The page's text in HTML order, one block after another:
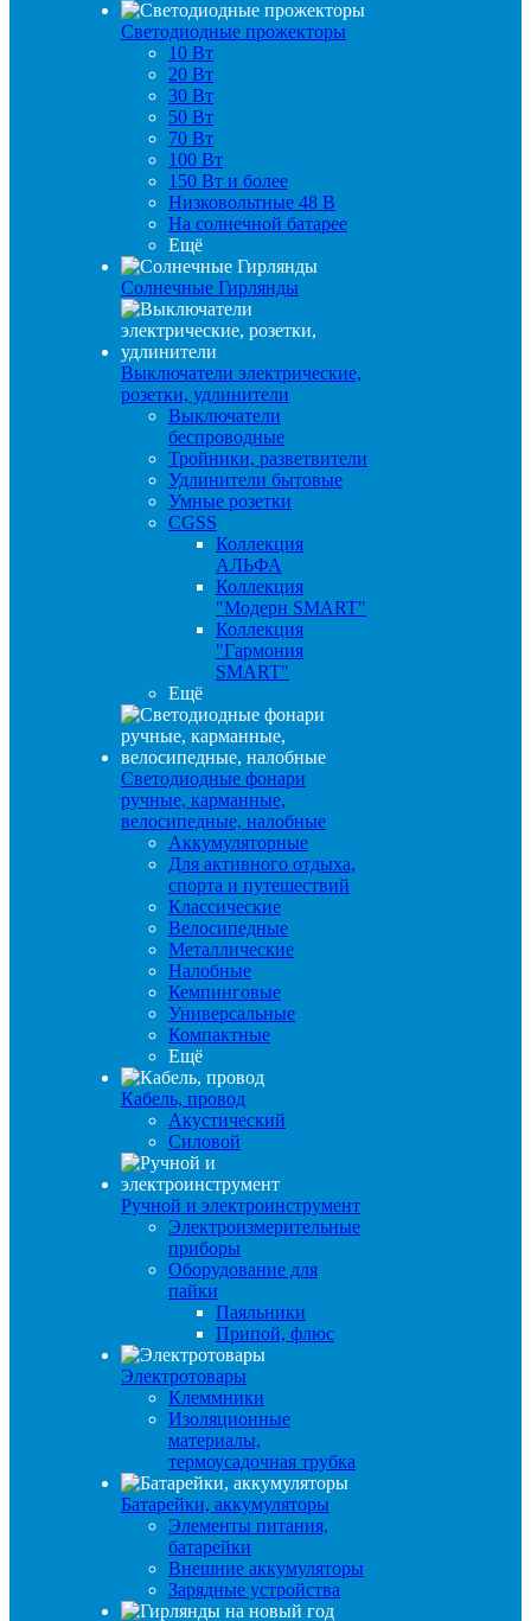
Светодиодные прожекторы
10 Вт
20 Вт
30 Вт
50 Вт
70 Вт
100 Вт
150 Вт и более
Низковольтные 48 В
На солнечной батарее
Ещё
Солнечные Гирлянды
Выключатели электрические,
розетки, удлинители
Выключатели
беспроводные
Тройники, разветвители
Удлинители бытовые
Умные розетки
CGSS
Коллекция
АЛЬФА
Коллекция
"Модерн SMART"
Коллекция
"Гармония
SMART"
Ещё
Светодиодные фонари
ручные, карманные,
велосипедные, налобные
Аккумуляторные
Для активного отдыха,
спорта и путешествий
Классические
Велосипедные
Металлические
Налобные
Кемпинговые
Универсальные
Компактные
Ещё
Кабель, провод
Акустический
Силовой
Ручной и электроинструмент
Электроизмерительные
приборы
Оборудование для
пайки
Паяльники
Припой, флюс
Электротовары
Клеммники
Изоляционные
материалы,
термоусадочная трубка
Батарейки, аккумуляторы
Элементы питания,
батарейки
Внешние аккумуляторы
Зарядные устройства